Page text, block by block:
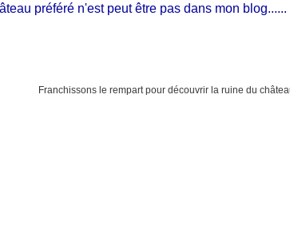
préféré n'est peut être pas dans mon blog......